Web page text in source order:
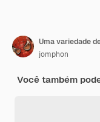
Uma variedade
jomphon
Você também